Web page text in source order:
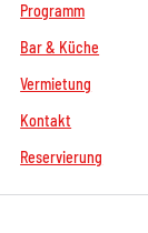
Programm
Bar & Küche
Vermietung
Kontakt
Reservierung